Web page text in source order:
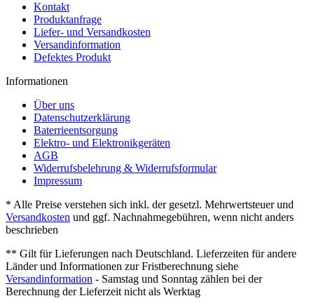
Kontakt
Produktanfrage
Liefer- und Versandkosten
Versandinformation
Defektes Produkt
Informationen
Über uns
Datenschutzerklärung
Baterrieentsorgung
Elektro- und Elektronikgeräten
AGB
Widerrufsbelehrung & Widerrufsformular
Impressum
* Alle Preise verstehen sich inkl. der gesetzl. Mehrwertsteuer und
Versandkosten und ggf. Nachnahmegebühren, wenn nicht anders
beschrieben
** Gilt für Lieferungen nach Deutschland. Lieferzeiten für andere
Länder und Informationen zur Fristberechnung siehe
Versandinformation - Samstag und Sonntag zählen bei der
Berechnung der Lieferzeit nicht als Werktag